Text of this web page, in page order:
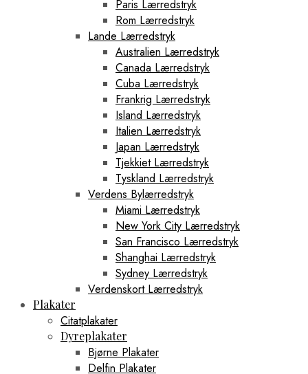
Paris Lærredstryk
Rom Lærredstryk
Lande Lærredstryk
Australien Lærredstryk
Canada Lærredstryk
Cuba Lærredstryk
Frankrig Lærredstryk
Island Lærredstryk
Italien Lærredstryk
Japan Lærredstryk
Tjekkiet Lærredstryk
Tyskland Lærredstryk
Verdens Bylærredstryk
Miami Lærredstryk
New York City Lærredstryk
San Francisco Lærredstryk
Shanghai Lærredstryk
Sydney Lærredstryk
Verdenskort Lærredstryk
Plakater
Citatplakater
Dyreplakater
Bjørne Plakater
Delfin Plakater